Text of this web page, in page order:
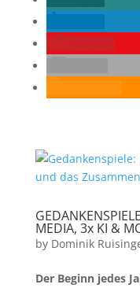
MEDIA, 3x KI &
by Dominik
Der Beginn jedes